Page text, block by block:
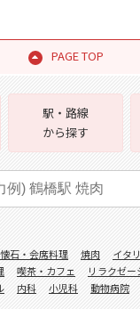
PAGE TOP
駅・路線
から探す
懐石・会席料理 焼肉
イタ
喫茶・カフェ リラクゼー
内科 小児科 動物病院